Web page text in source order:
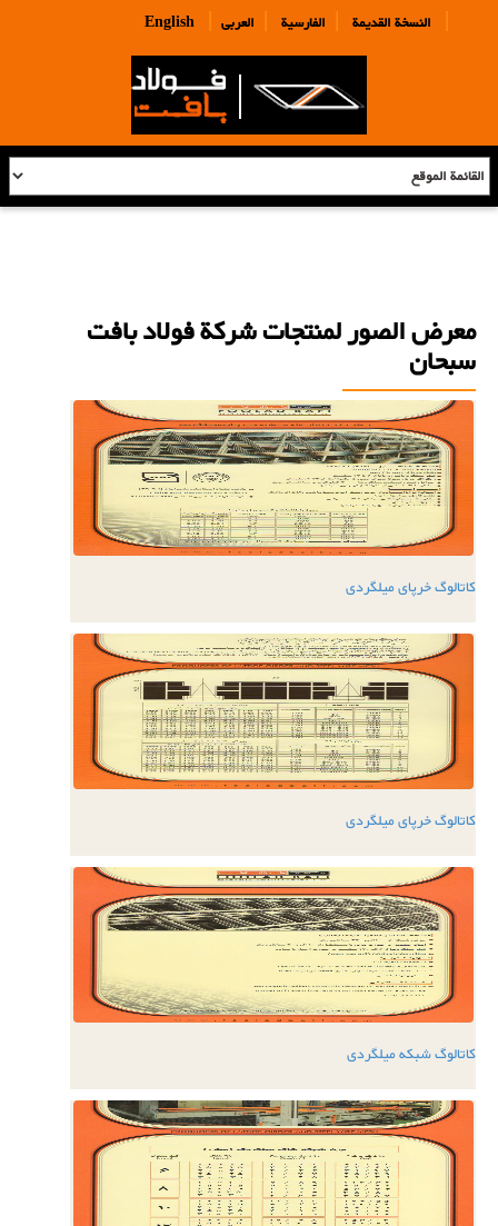
English| النسخة القديمة | الفارسية | العربی |
معرض الصور لمنتجات شركة فولاد بافت
سبحان
کاتالوگ خرپای میلگردی
کاتالوگ خرپای میلگردی
کاتالوگ شبکه میلگردی